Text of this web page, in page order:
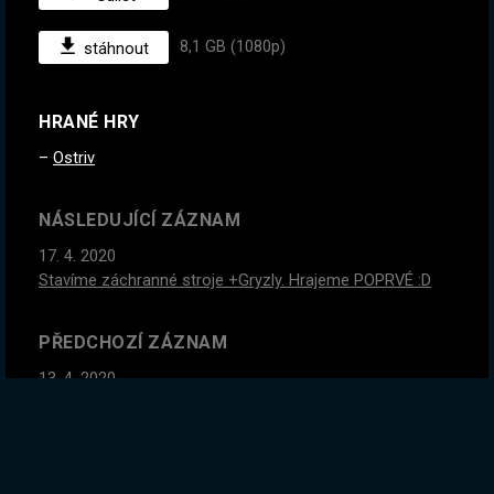
stáhnout 8,1 GB (1080p)
HRANÉ HRY
Ostriv
NÁSLEDUJÍCÍ ZÁZNAM
17. 4. 2020
Stavíme záchranné stroje +Gryzly. Hrajeme POPRVÉ :D
PŘEDCHOZÍ ZÁZNAM
13. 4. 2020